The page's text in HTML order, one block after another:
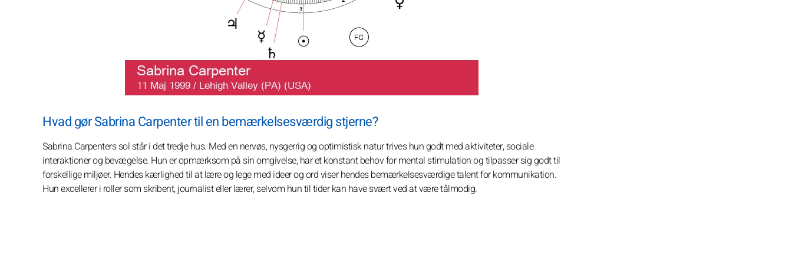
Hvad gør Sabrina Carpenter til en bemærkelsesværdig stjerne?
Sabrina Carpenters sol står i det tredje hus. Med en nervøs, nysgerrig og optimistisk natur trives hun godt med aktiviteter, sociale
interaktioner og bevægelse. Hun er opmærksom på sin omgivelse, har et konstant behov for mental stimulation og tilpasser sig godt til
forskellige miljøer. Hendes kærlighed til at lære og lege med ideer og ord viser hendes bemærkelsesværdige talent for kommunikation.
Hun excellerer i roller som skribent, journalist eller lærer, selvom hun til tider kan have svært ved at være tålmodig.